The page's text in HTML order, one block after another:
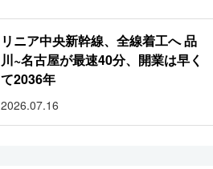
リニア中央新幹線、全線着工へ 品
川~名古屋が最速40分、開業は早く
て2036年
2026.07.16